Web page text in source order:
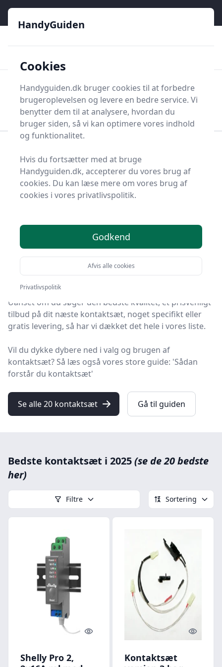
HandyGuiden
Søg nu
Søg nu
Diverse værktøj
Kontaktsæt
Bedste kontaktsæt i
2025 - se de 20 bedste
her
Velkommen til HandyGuiden – her finder du de bedste
kontaktsæt på markedet. Vi har nøje udvalgt 20
produkter, så du er sikret kvalitet.
Uanset om du søger den bedste kvalitet, et prisvenligt
tilbud på dit næste kontaktsæt, noget specifikt eller
gratis levering, så har vi dækket det hele i vores liste.
Vil du dykke dybere ned i valg og brugen af
kontaktsæt? Så læs også vores store guide: 'Sådan
forstår du kontaktsæt'
Se alle 20 kontaktsæt Gå til guiden
Bedste kontaktsæt i 2025(se de 20 bedste
her)
Filtre Sortering
Quick look
Shelly Pro 2,
Quick
Kontaktsæt
HandyGuiden
Cookies
Handyguiden.dk bruger cookies til at forbedre
brugeroplevelsen og levere en bedre service. Vi
benytter dem til at analysere, hvordan du
bruger siden, så vi kan optimere vores indhold
og funktionalitet.
Hvis du fortsætter med at bruge
Handyguiden.dk, accepterer du vores brug af
cookies. Du kan læse mere om vores brug af
cookies i vores privatlivspolitik.
Godkend
Afvis alle cookies
Privatlivspolitik